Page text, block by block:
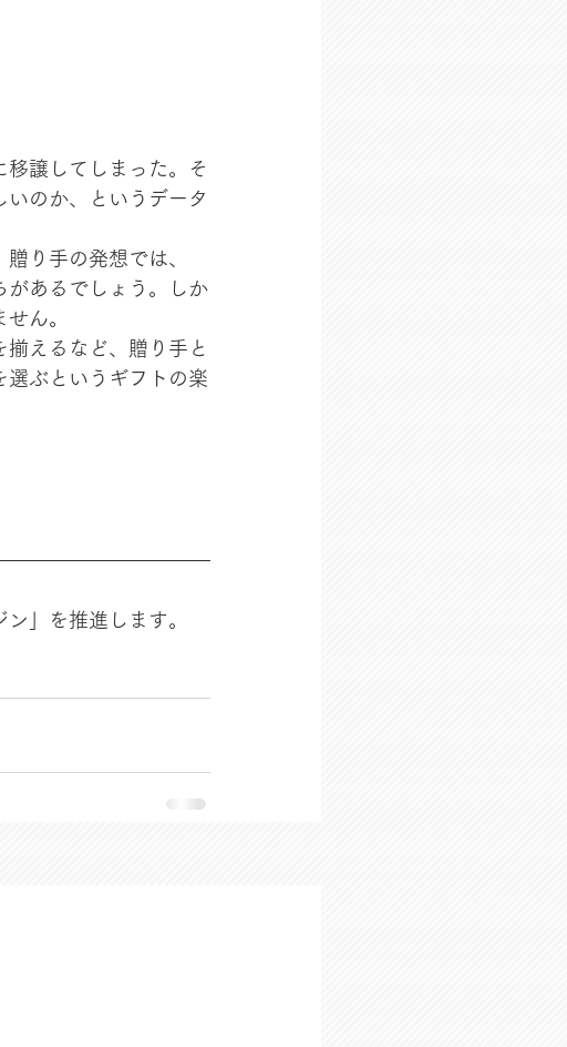
譲してしまった。そ
のか、というデータ
り手の発想では、
があるでしょう。しか
ん。
えるなど、贈り手と
選ぶというギフトの楽
」を推進します。